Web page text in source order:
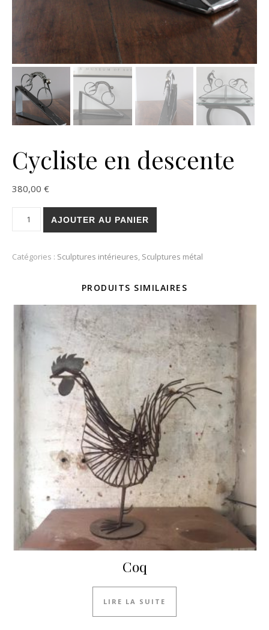
Cycliste en descente
380,00 €
quantité de Cycliste en descente
AJOUTER AU PANIER
Catégories : Sculptures intérieures, Sculptures métal
PRODUITS SIMILAIRES
Coq
LIRE LA SUITE